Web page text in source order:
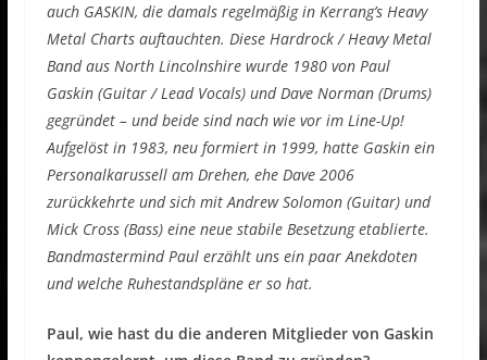
auch GASKIN, die damals regelmäßig in Kerrang’s Heavy
Metal Charts auftauchten. Diese Hardrock / Heavy Metal
Band aus North Lincolnshire wurde 1980 von Paul
Gaskin (Guitar / Lead Vocals) und Dave Norman (Drums)
gegründet – und beide sind nach wie vor im Line-Up!
Aufgelöst in 1983, neu formiert in 1999, hatte Gaskin ein
Personalkarussell am Drehen, ehe Dave 2006
zurückkehrte und sich mit Andrew Solomon (Guitar) und
Mick Cross (Bass) eine neue stabile Besetzung etablierte.
Bandmastermind Paul erzählt uns ein paar Anekdoten
und welche Ruhestandspläne er so hat.
Paul, wie hast du die anderen Mitglieder von Gaskin